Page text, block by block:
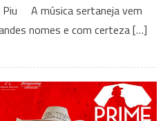
ingressos
grátis
de
Zé
Piu A música sertaneja vem
nomes e com certeza […]